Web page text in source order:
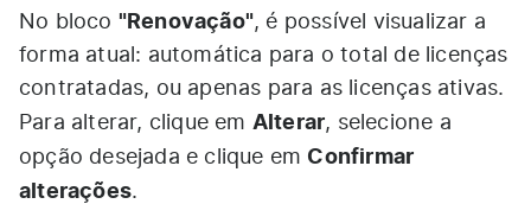
No bloco "Renovação", é possível visualizar a
forma atual: automática para o total de licenças
contratadas, ou apenas para as licenças ativas.
Para alterar, clique em Alterar, selecione a
opção desejada e clique em Confirmar
alterações.